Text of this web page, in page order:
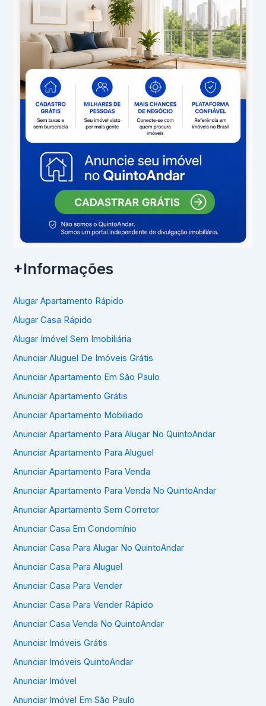
+Informações
Alugar Apartamento Rápido
Alugar Casa Rápido
Alugar Imóvel Sem Imobiliária
Anunciar Aluguel De Imóveis Grátis
Anunciar Apartamento Em São Paulo
Anunciar Apartamento Grátis
Anunciar Apartamento Mobiliado
Anunciar Apartamento Para Alugar No QuintoAndar
Anunciar Apartamento Para Aluguel
Anunciar Apartamento Para Venda
Anunciar Apartamento Para Venda No QuintoAndar
Anunciar Apartamento Sem Corretor
Anunciar Casa Em Condomínio
Anunciar Casa Para Alugar No QuintoAndar
Anunciar Casa Para Aluguel
Anunciar Casa Para Vender
Anunciar Casa Para Vender Rápido
Anunciar Casa Venda No QuintoAndar
Anunciar Imóveis Grátis
Anunciar Imóveis QuintoAndar
Anunciar Imóvel
Anunciar Imóvel Em São Paulo